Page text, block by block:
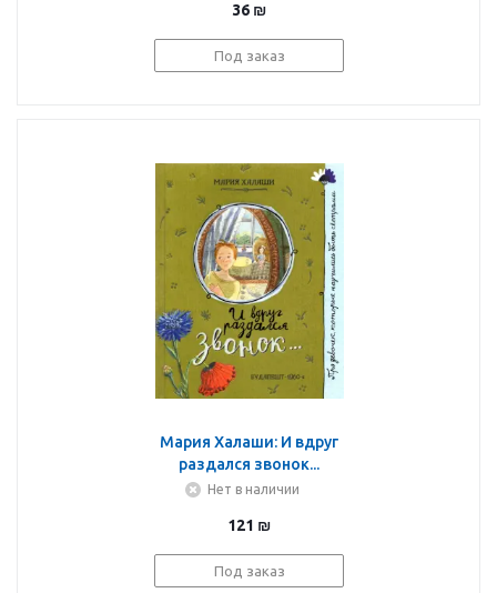
36 ₪
Под заказ
Мария Халаши: И вдруг
раздался звонок...
Нет в наличии
121 ₪
Под заказ